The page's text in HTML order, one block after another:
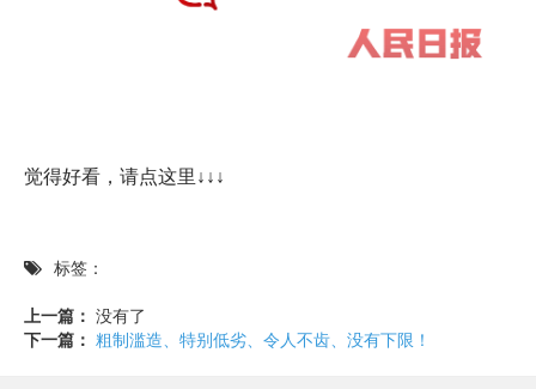
觉得好看，请点这里↓↓↓
标签：
上一篇： 没有了
下一篇： 粗制滥造、特别低劣、令人不齿、没有下限！